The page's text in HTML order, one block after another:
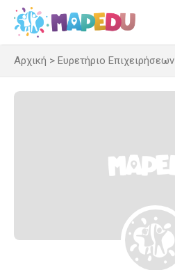
Μετάβαση
περιεχόμενο
Αρχική > Ευρετήριο Επιχειρήσεων